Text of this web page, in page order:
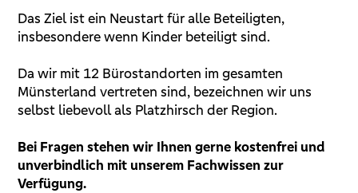
Das Ziel ist ein Neustart für alle Beteiligten,
insbesondere wenn Kinder beteiligt sind.
Da wir mit 12 Bürostandorten im gesamten
Münsterland vertreten sind, bezeichnen wir uns
selbst liebevoll als Platzhirsch der Region.
Bei Fragen stehen wir Ihnen gerne kostenfrei und
unverbindlich mit unserem Fachwissen zur
Verfügung.